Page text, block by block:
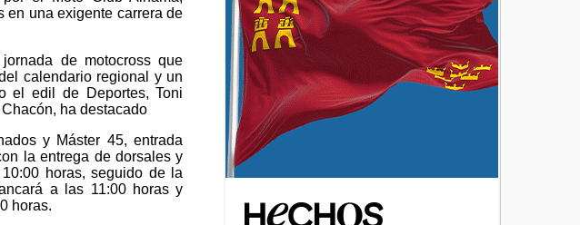
en una exigente carrera de
de motocross que
calendario regional y un
el edil de Deportes, Toni
ha destacado
y Máster 45, entrada
la entrega de dorsales y
horas, seguido de la
a las 11:00 horas y
horas.